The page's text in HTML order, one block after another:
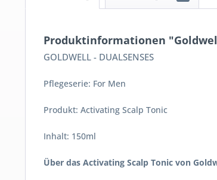
Produktinformationen
GOLDWELL - DUALSENSES
Pflegeserie: For Men
Produkt: Activating Scalp Tonic
Inhalt: 150ml
Über das Activating Scalp Tonic von